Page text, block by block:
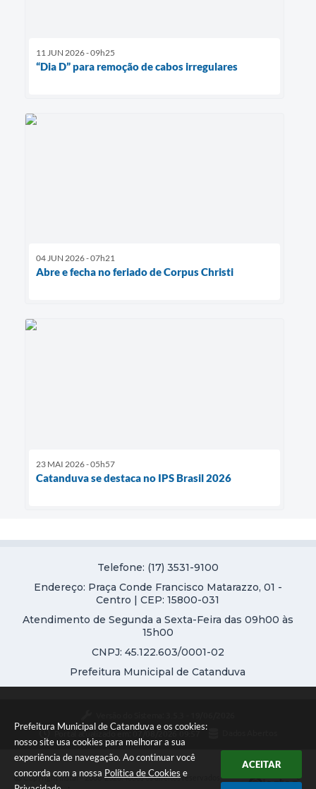
Prefeitura Municipal de Catanduva e os cookies:
nosso site usa cookies para melhorar a sua
experiência de navegação. Ao continuar você
concorda com a nossa Política de Cookies e
ACEITAR
11 JUN 2026 - 09h25
“Dia D” para remoção de cabos irregulares
04 JUN 2026 - 07h21
Abre e fecha no feriado de Corpus Christi
23 MAI 2026 - 05h57
Catanduva se destaca no IPS Brasil 2026
Telefone: (17) 3531-9100
Endereço: Praça Conde Francisco Matarazzo, 01 -
Centro | CEP: 15800-031
Atendimento de Segunda a Sexta-Feira das 09h00 às
15h00
CNPJ: 45.122.603/0001-02
Prefeitura Municipal de Catanduva
Portal atualizado em:
Copyright Instar - 2006-2026. Todos os direitos reservados -